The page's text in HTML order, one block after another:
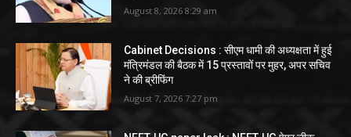
August 8, 2026 8:29 am
Cabinet Decisions : सीएम धामी की अध्यक्षता में हुई
मंत्रिमंडल की बैठक में 15 प्रस्तावों पर मुहर, अपर सचिव
ने की ब्रीफिंग
August 7, 2026 7:27 pm